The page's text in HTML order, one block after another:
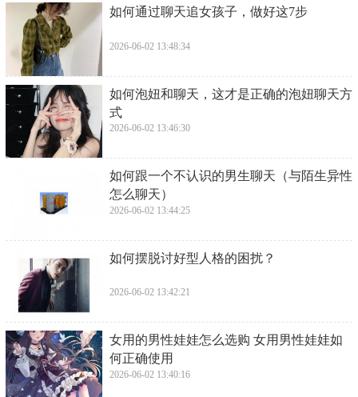
​如何通过聊天追女孩子，做好这7步
2026-06-02 13:48:34
​如何泡妞和聊天，这才是正确的泡妞聊天方
式
2026-06-02 13:46:30
​如何跟一个不认识的男生聊天（与陌生异性
怎么聊天）
2026-06-02 13:44:25
​如何摆脱讨好型人格的困扰？
2026-06-02 13:42:21
​女用的男性娃娃怎么选购 女用男性娃娃如
何正确使用
2026-06-02 13:40:16